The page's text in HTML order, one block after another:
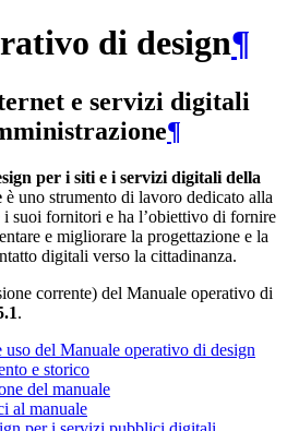
di design¶
e servizi digitali
¶
per i siti e i servizi digitali della
è uno strumento di lavoro dedicato alla
suoi fornitori e ha l’obiettivo di fornire
e migliorare la progettazione e la
digitali verso la cittadinanza.
corrente) del Manuale operativo di
.
uso del Manuale operativo di design
e storico
del manuale
al manuale